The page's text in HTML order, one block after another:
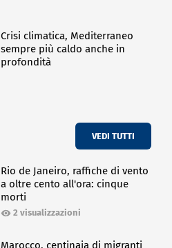
Crisi climatica, Mediterraneo
sempre più caldo anche in
profondità
VEDI TUTTI
Rio de Janeiro, raffiche di vento
a oltre cento all'ora: cinque
morti
2 visualizzazioni
Marocco, centinaia di migranti